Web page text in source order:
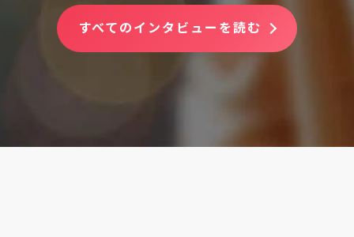
すべてのインタビューを読む